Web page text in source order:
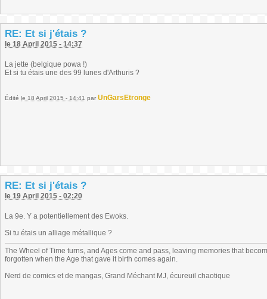
RE: Et si j'étais ?
le 18 April 2015 - 14:37
La jette (belgique powa !)
Et si tu étais une des 99 lunes d'Arthuris ?
Édité le 18 April 2015 - 14:41 par UnGarsEtronge
RE: Et si j'étais ?
le 19 April 2015 - 02:20
La 9e. Y a potentiellement des Ewoks.
Si tu étais un alliage métallique ?
The Wheel of Time turns, and Ages come and pass, leaving memories that
forgotten when the Age that gave it birth comes again.
Nerd de comics et de mangas, Grand Méchant MJ, écureuil chaotique